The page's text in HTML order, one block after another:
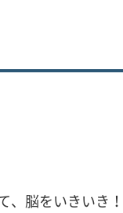
、脳をいきいき！